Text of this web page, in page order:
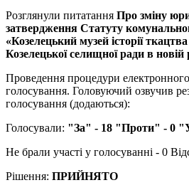
Розглянули питатання Про зміну
затвердження Статуту
«Козелецький музей історії
Козелецької селищної ради в новій
Проведення процедури
голосування. Головуючий озвучив
голосування (додаються):
Голосували: "За" - 18 "Проти" - 0
Не брали участі у голосуванні - 0
Рішення: ПРИЙНЯТО